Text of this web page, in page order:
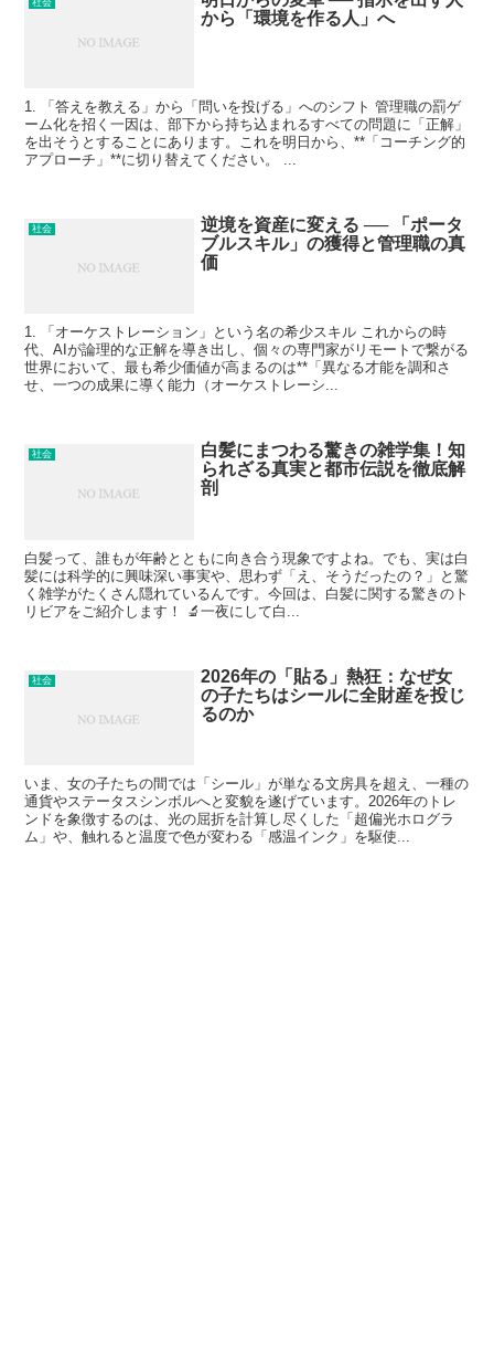
社会
から「環境を作る人」へ
1. 「答えを教える」から「問いを投げる」へのシフト 管理職の罰ゲ
ーム化を招く一因は、部下から持ち込まれるすべての問題に「正解」
を出そうとすることにあります。これを明日から、**「コーチング的
アプローチ」**に切り替えてください。 ...
社会
逆境を資産に変える ── 「ポータ
ブルスキル」の獲得と管理職の真
価
1. 「オーケストレーション」という名の希少スキル これからの時
代、AIが論理的な正解を導き出し、個々の専門家がリモートで繋がる
世界において、最も希少価値が高まるのは**「異なる才能を調和さ
せ、一つの成果に導く能力（オーケストレーシ...
社会
白髪にまつわる驚きの雑学集！知
られざる真実と都市伝説を徹底解
剖
白髪って、誰もが年齢とともに向き合う現象ですよね。でも、実は白
髪には科学的に興味深い事実や、思わず「え、そうだったの？」と驚
く雑学がたくさん隠れているんです。今回は、白髪に関する驚きのト
リビアをご紹介します！ 🔬一夜にして白...
社会
2026年の「貼る」熱狂：なぜ女
の子たちはシールに全財産を投じ
るのか
いま、女の子たちの間では「シール」が単なる文房具を超え、一種の
通貨やステータスシンボルへと変貌を遂げています。2026年のトレ
ンドを象徴するのは、光の屈折を計算し尽くした「超偏光ホログラ
ム」や、触れると温度で色が変わる「感温インク」を駆使...